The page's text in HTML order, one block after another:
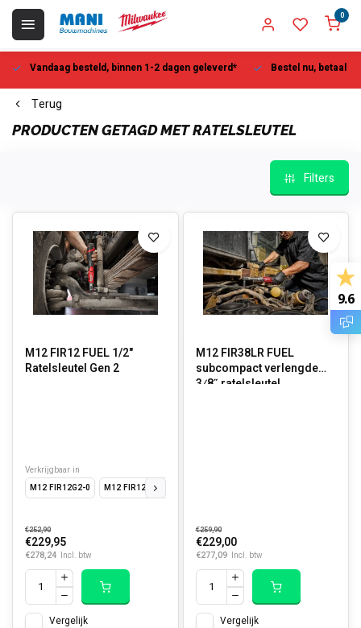
0
Vandaag besteld, binnen 1-2 dagen geleverd* Bestel nu, betaal
Terug
PRODUCTEN GETAGD MET RATELSLEUTEL
Filters
M12 FIR12 FUEL 1/2"
Ratelsleutel Gen 2
Verkrijgbaar in
M12 FIR12G2-0
M12 FIR12G2-252B
€252,90
€229,95
€278,24 Incl. btw
Vergelijk
M12 FIR38LR FUEL
subcompact verlengde
3⁄8˝ ratelsleutel
€259,90
€229,00
€277,09 Incl. btw
Vergelijk
9.6